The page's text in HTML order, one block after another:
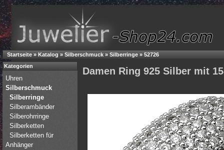
Startseite » Katalog » Silberschmuck » Silberringe » 52726
Damen Ring 925 Silber mit
Kategorien
Uhren
Silberschmuck
Silberringe
Silberambänder
Silberohrringe
Silberketten
Silberketten für
Anhänger